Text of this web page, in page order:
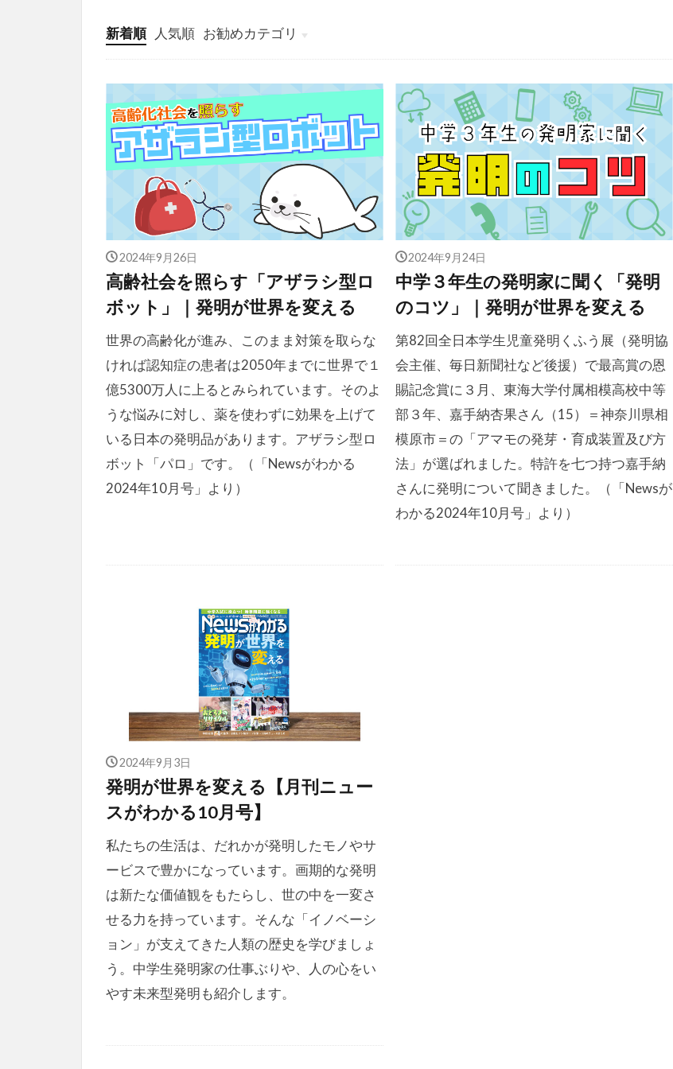
新着順 人気順 お勧めカテゴリ
投稿
学び
マンガ
電子書籍
2024年9月26日
高齢社会を照らす「アザラシ型ロ
ボット」｜発明が世界を変える
世界の高齢化が進み、このまま対策を取らな
ければ認知症の患者は2050年までに世界で１
億5300万人に上るとみられています。そのよ
うな悩みに対し、薬を使わずに効果を上げて
いる日本の発明品があります。アザラシ型ロ
ボット「パロ」です。（「Newsがわかる
2024年10月号」より）
2024年9月24日
中学３年生の発明家に聞く「発明
のコツ」｜発明が世界を変える
第82回全日本学生児童発明くふう展（発明協
会主催、毎日新聞社など後援）で最高賞の恩
賜記念賞に３月、東海大学付属相模高校中等
部３年、嘉手納杏果さん（15）＝神奈川県相
模原市＝の「アマモの発芽・育成装置及び方
法」が選ばれました。特許を七つ持つ嘉手納
さんに発明について聞きました。（「Newsが
わかる2024年10月号」より）
2024年9月3日
発明が世界を変える【月刊ニュー
スがわかる10月号】
私たちの生活は、だれかが発明したモノやサ
ービスで豊かになっています。画期的な発明
は新たな価値観をもたらし、世の中を一変さ
せる力を持っています。そんな「イノベーシ
ョン」が支えてきた人類の歴史を学びましょ
う。中学生発明家の仕事ぶりや、人の心をい
やす未来型発明も紹介します。